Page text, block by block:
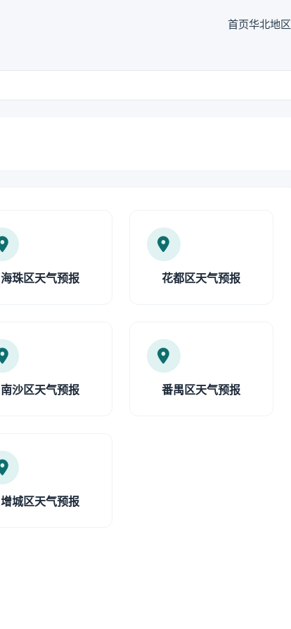
首页华北地区
海珠区天气预报 花都区天气预报
南沙区天气预报 番禺区天气预报
增城区天气预报